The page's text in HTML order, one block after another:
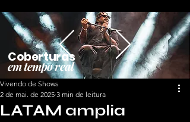
Coberturas
em tempo real
LATAM amplia
Vivendo de Shows
2 de mai. de 2025 3 min de leitura